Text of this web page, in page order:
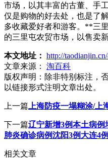
市场，以其丰富的古董、手
仅是购物的好去处，也是了
多收藏爱好者和游客。**三
的三里屯农贸市场，以售卖
本文地址： http://
文章来源：
淘百科
版权声明： 除非特别标注，
以链接形式注明文章出处。
上一篇 上海防疫一塌糊涂/上
下一篇辽宁新增3例本土病
肺炎确诊病例沈阳3例大连4例
相关文章